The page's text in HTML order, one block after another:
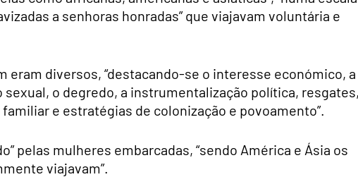
a senhoras honradas” que viajavam voluntária e
eram diversos, “destacando-se o interesse económico, a
o degredo, a instrumentalização política, resgates,
e estratégias de colonização e povoamento”.
pelas mulheres embarcadas, “sendo América e Ásia os
viajavam”.